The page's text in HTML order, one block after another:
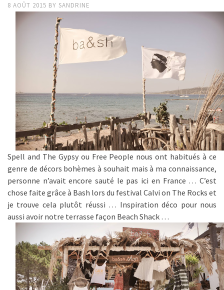
8 AOÛT 2015 BY SANDRINE
Spell and The Gypsy ou Free People nous ont habitués à ce
genre de décors bohèmes à souhait mais à ma connaissance,
personne n’avait encore sauté le pas ici en France … C’est
chose faite grâce à Bash lors du festival Calvi on The Rocks et
je trouve cela plutôt réussi … Inspiration déco pour nous
aussi avoir notre terrasse façon Beach Shack …